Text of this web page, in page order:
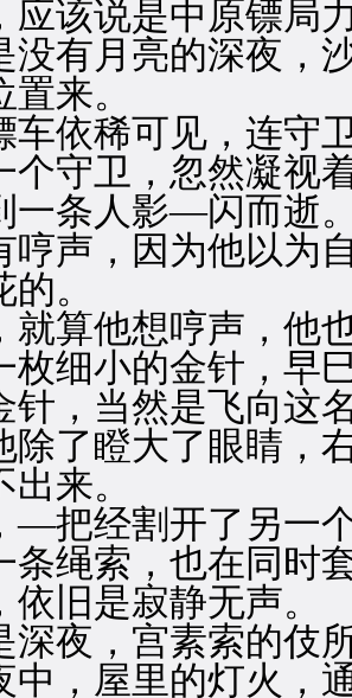
该说是中原镖局
月亮的深夜，沙
来。
稀可见，连守卫
守卫，忽然凝视
条人影—闪而逝
，因为他以为自
。
算他想哼声，他
小的金针，早巳
，当然是飞向这
瞪大了眼睛，右
来。
经割开了另一个
索，也在同时套
旧是寂静无声。
夜，宫素索的伎
屋里的灯火，通